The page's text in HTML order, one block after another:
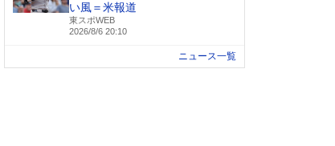
い風＝米報道
東スポWEB
2026/8/6 20:10
ニュース一覧